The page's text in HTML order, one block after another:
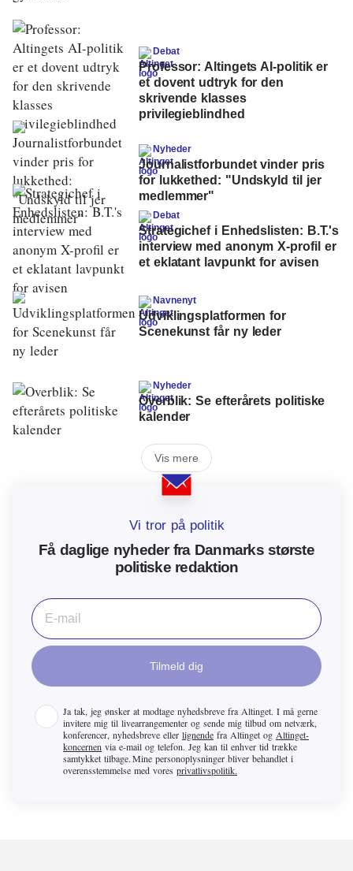
Debat
Professor: Altingets AI-politik er
et dovent udtryk for den
skrivende klasses
privilegieblindhed
Nyheder
Journalistforbundet vinder pris
for lukkethed: "Undskyld til jer
medlemmer"
Debat
Strategichef i Enhedslisten: B.T.'s
interview med anonym X-profil er
et eklatant lavpunkt for avisen
Navnenyt
Udviklingsplatformen for
Scenekunst får ny leder
Nyheder
Overblik: Se efterårets politiske
kalender
Vis mere
Vi tror på politik
Få daglige nyheder fra Danmarks største
politiske redaktion
Tilmeld dig
Ja tak, jeg ønsker at modtage nyhedsbreve fra Altinget. I må gerne
invitere mig til livearrangementer og sende mig tilbud om netværk,
konferencer, nyhedsbreve eller lignende fra Altinget og Altinget-
koncernen via e-mail og telefon. Jeg kan til enhver tid trække
samtykket tilbage. Mine personoplysninger bliver behandlet i
overensstemmelse med vores privatlivspolitik.